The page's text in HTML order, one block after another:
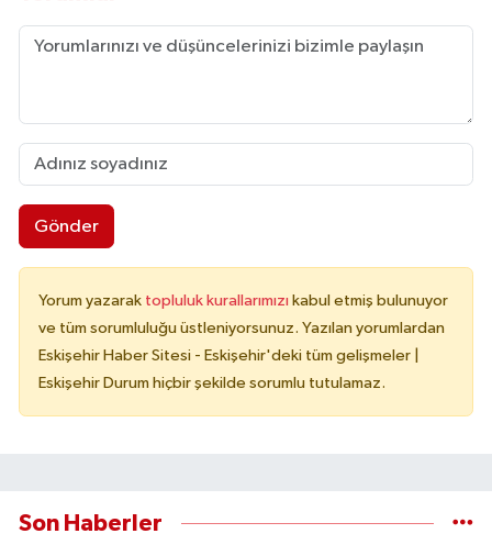
Gönder
Yorum yazarak topluluk kurallarımızı kabul etmiş bulunuyor
ve tüm sorumluluğu üstleniyorsunuz. Yazılan yorumlardan
Eskişehir Haber Sitesi - Eskişehir'deki tüm gelişmeler |
Eskişehir Durum hiçbir şekilde sorumlu tutulamaz.
Son Haberler